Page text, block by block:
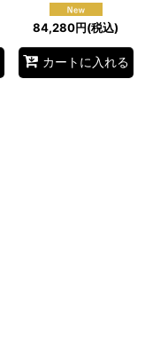
84,280円(税込)
カートに入れる